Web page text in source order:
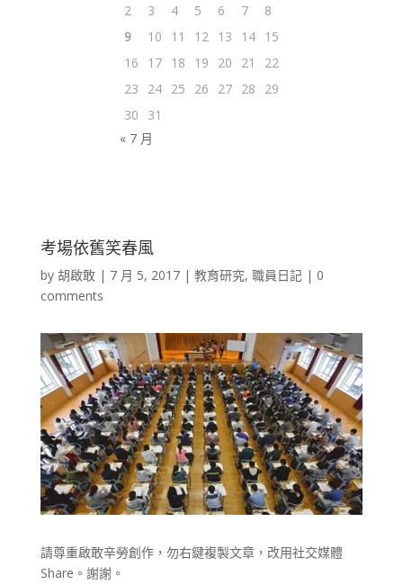
2
3 4 5 6 7
8
9
10 11 12 13 14 15
16
17 18 19 20 21
22
23
24 25 26 27 28
29
30
31
« 7 月
考場依舊笑春風
by 胡啟敢| 7 月 5, 2017| 教育研究, 職員日記| 0
comments
請尊重啟敢辛勞創作，勿右鍵複製文章，改用社交媒體
Share。謝謝。